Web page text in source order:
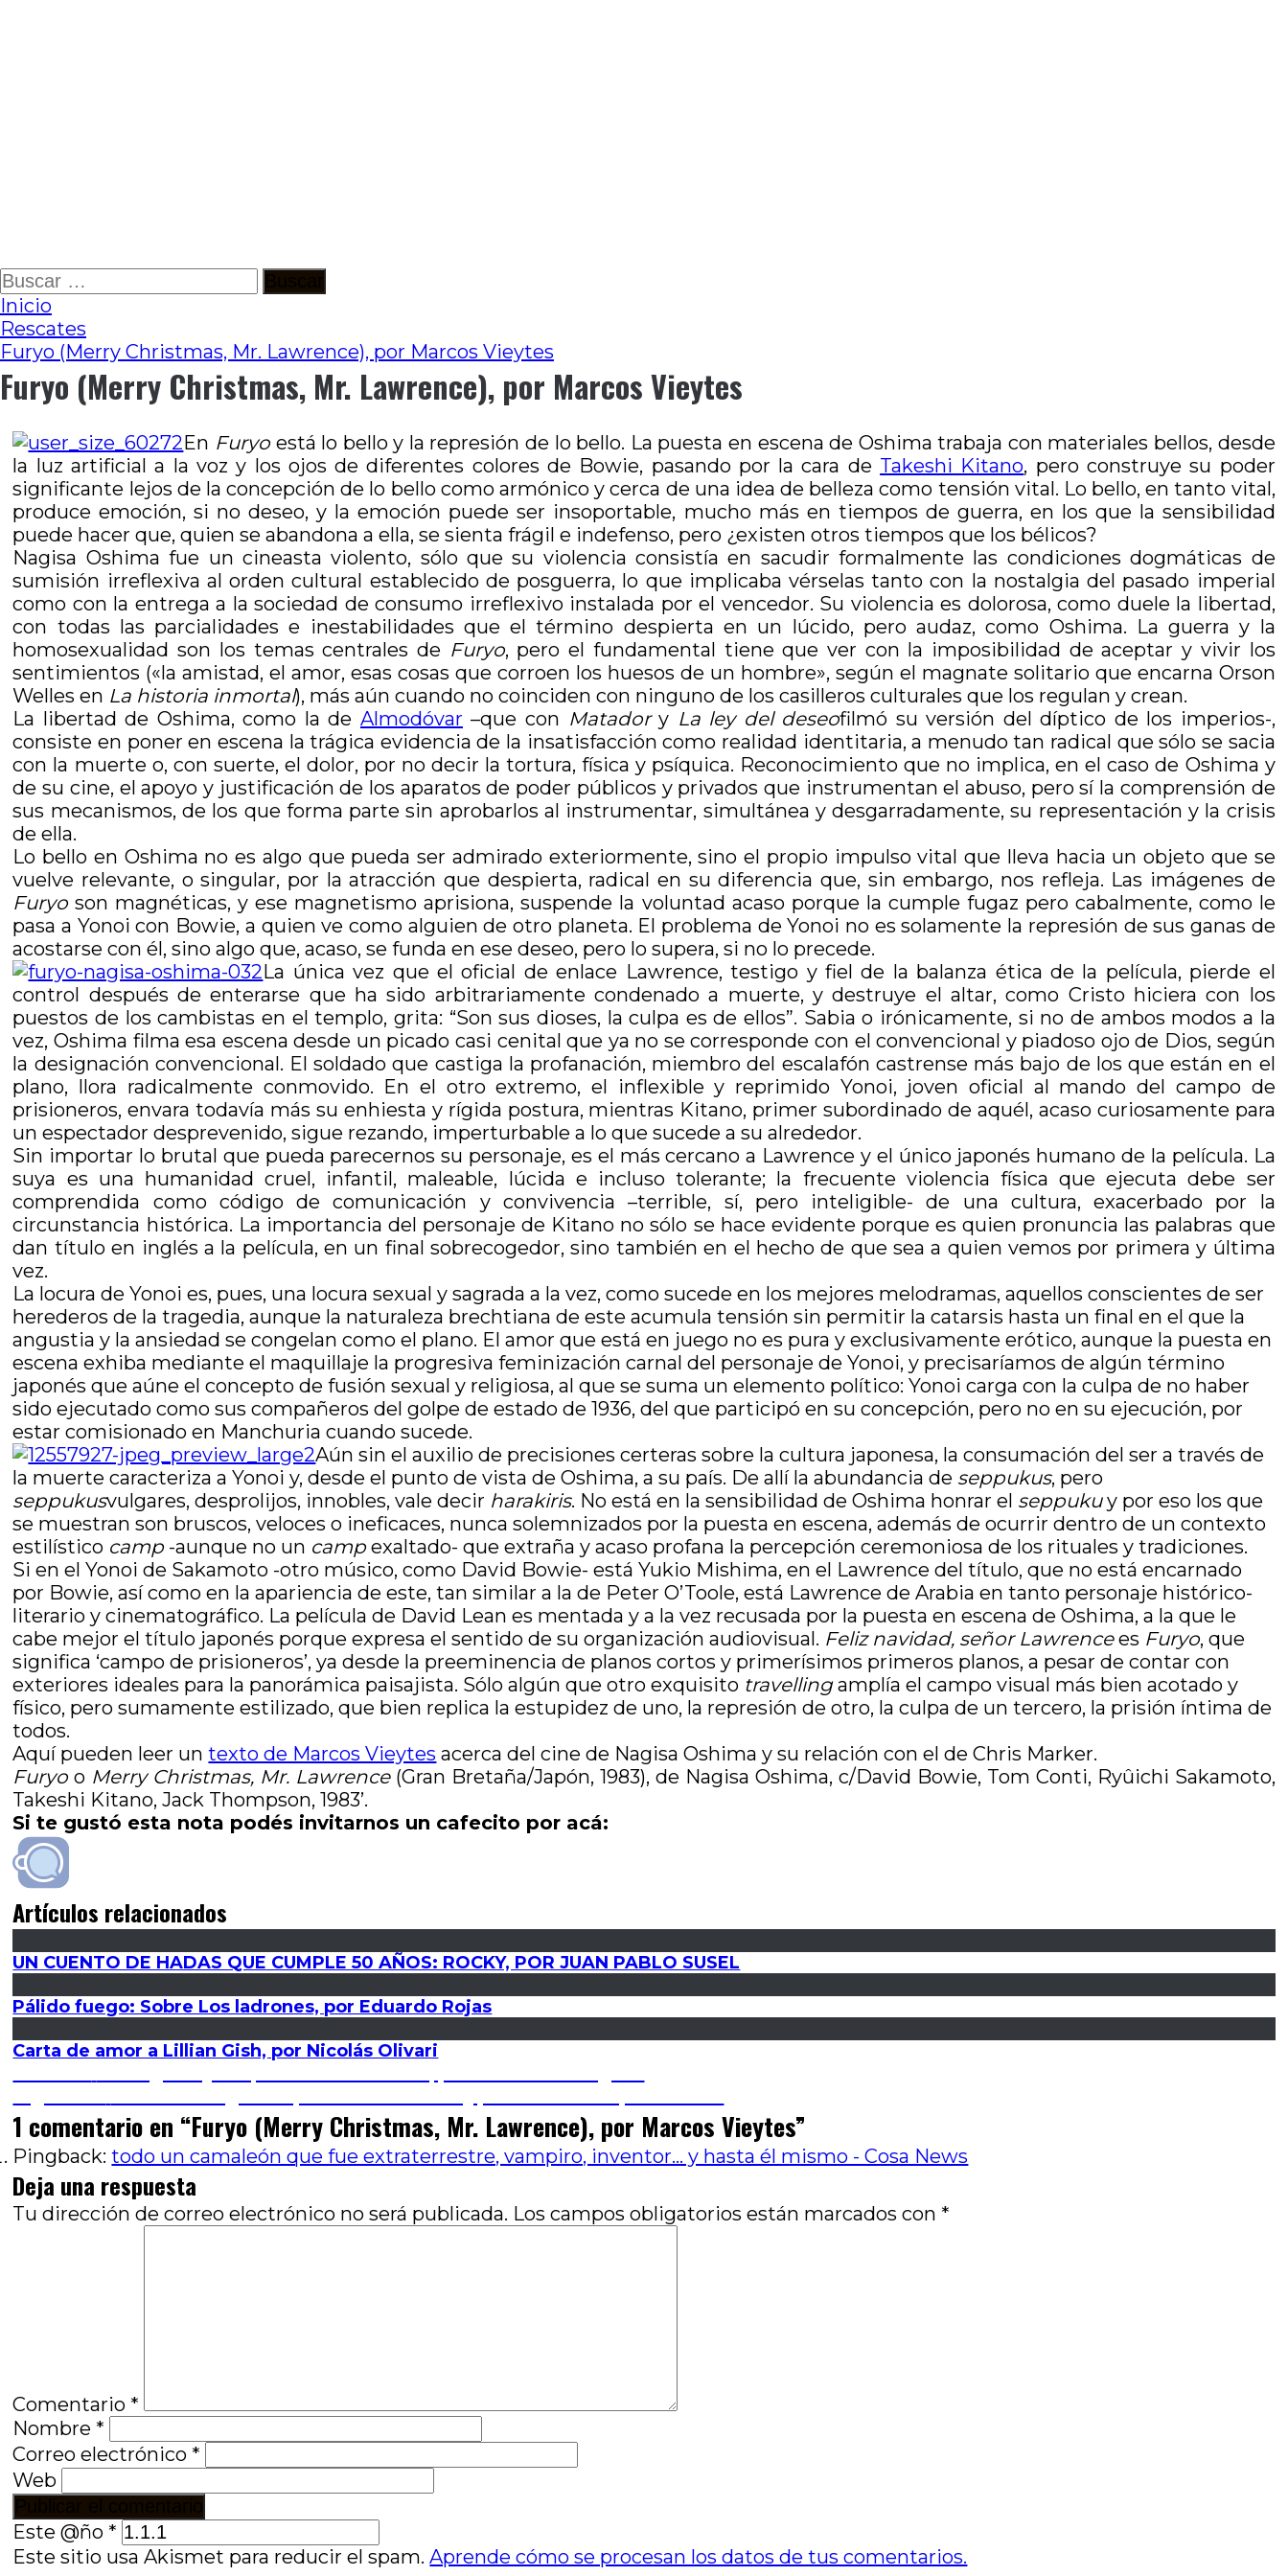
Ir
al
contenido
Buscar:
Inicio
Rescates
Furyo (Merry Christmas, Mr. Lawrence), por Marcos Vieytes
Furyo (Merry Christmas, Mr. Lawrence), por Marcos Vieytes
En Furyoestá lo bello y la represión de lo bello. La puesta en escena de Oshima trabaja con materiales bellos, desde
la luz artificial a la voz y los ojos de diferentes colores de Bowie, pasando por la cara de Takeshi Kitano, pero construye su poder
significante lejos de la concepción de lo bello como armónico y cerca de una idea de belleza como tensión vital. Lo bello, en tanto vital,
produce emoción, si no deseo, y la emoción puede ser insoportable, mucho más en tiempos de guerra, en los que la sensibilidad
puede hacer que, quien se abandona a ella, se sienta frágil e indefenso, pero ¿existen otros tiempos que los bélicos?
Nagisa Oshima fue un cineasta violento, sólo que su violencia consistía en sacudir formalmente las condiciones dogmáticas de
sumisión irreflexiva al orden cultural establecido de posguerra, lo que implicaba vérselas tanto con la nostalgia del pasado imperial
como con la entrega a la sociedad de consumo irreflexivo instalada por el vencedor. Su violencia es dolorosa, como duele la libertad,
con todas las parcialidades e inestabilidades que el término despierta en un lúcido, pero audaz, como Oshima. La guerra y la
homosexualidad son los temas centrales de Furyo, pero el fundamental tiene que ver con la imposibilidad de aceptar y vivir los
sentimientos («la amistad, el amor, esas cosas que corroen los huesos de un hombre», según el magnate solitario que encarna Orson
Welles en La historia inmortal), más aún cuando no coinciden con ninguno de los casilleros culturales que los regulan y crean.
La libertad de Oshima, como la de Almodóvar –que con Matadory La ley del deseofilmó su versión del díptico de los imperios-,
consiste en poner en escena la trágica evidencia de la insatisfacción como realidad identitaria, a menudo tan radical que sólo se sacia
con la muerte o, con suerte, el dolor, por no decir la tortura, física y psíquica. Reconocimiento que no implica, en el caso de Oshima y
de su cine, el apoyo y justificación de los aparatos de poder públicos y privados que instrumentan el abuso, pero sí la comprensión de
sus mecanismos, de los que forma parte sin aprobarlos al instrumentar, simultánea y desgarradamente, su representación y la crisis
de ella.
Lo bello en Oshima no es algo que pueda ser admirado exteriormente, sino el propio impulso vital que lleva hacia un objeto que se
vuelve relevante, o singular, por la atracción que despierta, radical en su diferencia que, sin embargo, nos refleja. Las imágenes de
Furyoson magnéticas, y ese magnetismo aprisiona, suspende la voluntad acaso porque la cumple fugaz pero cabalmente, como le
pasa a Yonoi con Bowie, a quien ve como alguien de otro planeta. El problema de Yonoi no es solamente la represión de sus ganas de
acostarse con él, sino algo que, acaso, se funda en ese deseo, pero lo supera, si no lo precede.
La única vez que el oficial de enlace Lawrence, testigo y fiel de la balanza ética de la película, pierde el
control después de enterarse que ha sido arbitrariamente condenado a muerte, y destruye el altar, como Cristo hiciera con los
puestos de los cambistas en el templo, grita: “Son sus dioses, la culpa es de ellos”. Sabia o irónicamente, si no de ambos modos a la
vez, Oshima filma esa escena desde un picado casi cenital que ya no se corresponde con el convencional y piadoso ojo de Dios, según
la designación convencional. El soldado que castiga la profanación, miembro del escalafón castrense más bajo de los que están en el
plano, llora radicalmente conmovido. En el otro extremo, el inflexible y reprimido Yonoi, joven oficial al mando del campo de
prisioneros, envara todavía más su enhiesta y rígida postura, mientras Kitano, primer subordinado de aquél, acaso curiosamente para
un espectador desprevenido, sigue rezando, imperturbable a lo que sucede a su alrededor.
Sin importar lo brutal que pueda parecernos su personaje, es el más cercano a Lawrence y el único japonés humano de la película. La
suya es una humanidad cruel, infantil, maleable, lúcida e incluso tolerante; la frecuente violencia física que ejecuta debe ser
comprendida como código de comunicación y convivencia –terrible, sí, pero inteligible- de una cultura, exacerbado por la
circunstancia histórica. La importancia del personaje de Kitano no sólo se hace evidente porque es quien pronuncia las palabras que
dan título en inglés a la película, en un final sobrecogedor, sino también en el hecho de que sea a quien vemos por primera y última
vez.
La locura de Yonoi es, pues, una locura sexual y sagrada a la vez, como sucede en los mejores melodramas, aquellos conscientes de ser
herederos de la tragedia, aunque la naturaleza brechtiana de este acumula tensión sin permitir la catarsis hasta un final en el que la
angustia y la ansiedad se congelan como el plano. El amor que está en juego no es pura y exclusivamente erótico, aunque la puesta en
escena exhiba mediante el maquillaje la progresiva feminización carnal del personaje de Yonoi, y precisaríamos de algún término
japonés que aúne el concepto de fusión sexual y religiosa, al que se suma un elemento político: Yonoi carga con la culpa de no haber
sido ejecutado como sus compañeros del golpe de estado de 1936, del que participó en su concepción, pero no en su ejecución, por
estar comisionado en Manchuria cuando sucede.
Aún sin el auxilio de precisiones certeras sobre la cultura japonesa, la consumación del ser a través de
la muerte caracteriza a Yonoi y, desde el punto de vista de Oshima, a su país. De allí la abundancia de seppukus, pero
seppukusvulgares, desprolijos, innobles, vale decir harakiris. No está en la sensibilidad de Oshima honrar el seppukuy por eso los que
se muestran son bruscos, veloces o ineficaces, nunca solemnizados por la puesta en escena, además de ocurrir dentro de un contexto
estilístico camp-aunque no un campexaltado- que extraña y acaso profana la percepción ceremoniosa de los rituales y tradiciones.
Si en el Yonoi de Sakamoto -otro músico, como David Bowie- está Yukio Mishima, en el Lawrence del título, que no está encarnado
por Bowie, así como en la apariencia de este, tan similar a la de Peter O’Toole, está Lawrence de Arabia en tanto personaje histórico-
literario y cinematográfico. La película de David Lean es mentada y a la vez recusada por la puesta en escena de Oshima, a la que le
cabe mejor el título japonés porque expresa el sentido de su organización audiovisual. Feliz navidad, señor Lawrencees Furyo, que
significa ‘campo de prisioneros’, ya desde la preeminencia de planos cortos y primerísimos primeros planos, a pesar de contar con
exteriores ideales para la panorámica paisajista. Sólo algún que otro exquisito travellingamplía el campo visual más bien acotado y
físico, pero sumamente estilizado, que bien replica la estupidez de uno, la represión de otro, la culpa de un tercero, la prisión íntima de
todos.
Aquí pueden leer untexto de Marcos Vieytes acerca del cine de Nagisa Oshima y su relación con el de Chris Marker.
Furyoo Merry Christmas, Mr. Lawrence(Gran Bretaña/Japón, 1983), de Nagisa Oshima, c/David Bowie, Tom Conti, Ryûichi Sakamoto,
Takeshi Kitano, Jack Thompson, 1983’.
Si te gustó esta nota podés invitarnos un cafecito por acá:
Artículos relacionados
UN CUENTO DE HADAS QUE CUMPLE 50 AÑOS: ROCKY, POR JUAN PABLO SUSEL
Pálido fuego: Sobre Los ladrones, por Eduardo Rojas
Carta de amor a Lillian Gish, por Nicolás Olivari
Navegación
de
entradas
siguiente:
1 comentario en “Furyo (Merry Christmas, Mr. Lawrence), por Marcos Vieytes”
Pingback:todo un camaleón que fue extraterrestre, vampiro, inventor… y hasta él mismo - Cosa News
Deja una respuesta
Tu dirección de correo electrónico no será publicada. Los campos obligatorios están marcados con *
Comentario *
Nombre *
Correo electrónico *
Web
Este @ño *
Este sitio usa Akismet para reducir el spam.Aprende cómo se procesan los datos de tus comentarios.